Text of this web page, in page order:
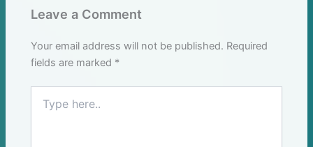
Leave a Comment
Your email address will not be published. Required
fields are marked *
here..